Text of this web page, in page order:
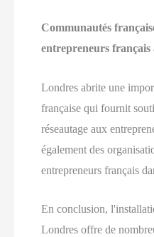
Communautés
entrepreneurs français
Londres abrite une
française qui fournit
réseautage aux
également des
entrepreneurs français
En conclusion,
Londres offre de